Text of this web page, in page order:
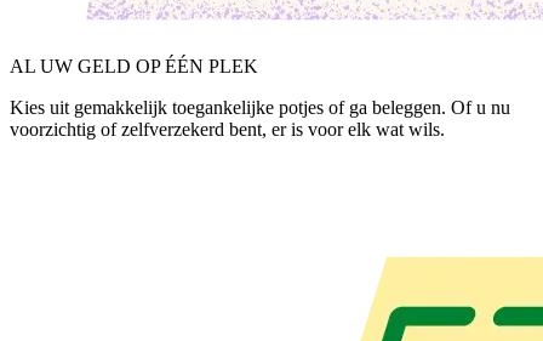
AL UW GELD OP ÉÉN PLEK
Kies uit gemakkelijk toegankelijke potjes of ga beleggen. Of u nu
voorzichtig of zelfverzekerd bent, er is voor elk wat wils.